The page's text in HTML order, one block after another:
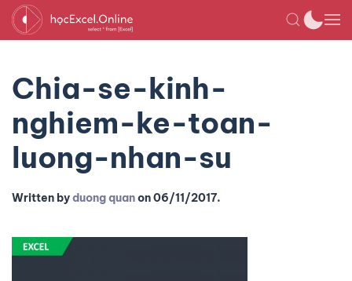
Chia-se-kinh-
nghiem-ke-toan-
luong-nhan-su
Written byduong quanon06/11/2017.